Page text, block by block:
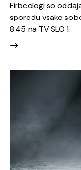
Firbcologi so
sporedu vsako
8:45 na TV SLO 1.